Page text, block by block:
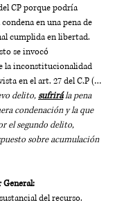
CP porque podría
en una pena de
cumplida en libertad.
se invocó
la inconstitucionalidad
en el art. 27 del C.P (…
delito, sufrirá la pena
condenación y la que
el segundo delito,
sobre acumulación
del recurso.